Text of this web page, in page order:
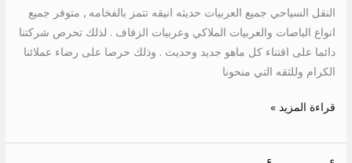
النقل السياحي جميع العربيات حديثه انيقه تتمز بالفخامه , متوفر جميع
انواع الباصات والعربيات الملاكي وعربيات الزفاف . لذلك تحرص شركتنا
دائما على اقتناء كل ماهو جديد وحديث . وذلك حرصا على رضاء عملائنا
الكرام وللثقه التي منحونا
قراءة المزيد »